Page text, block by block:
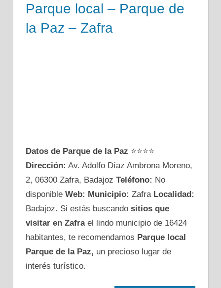
Parque local – Parque de
la Paz – Zafra
Datos de Parque de la Paz ⭐⭐⭐⭐
Dirección: Av. Adolfo Díaz Ambrona Moreno,
2, 06300 Zafra, Badajoz Teléfono: No
disponible Web: Municipio: Zafra Localidad:
Badajoz. Si estás buscando sitios que
visitar en Zafrael lindo municipio de 16424
habitantes, te recomendamos Parque local
Parque de la Paz, un precioso lugar de
interés turístico.